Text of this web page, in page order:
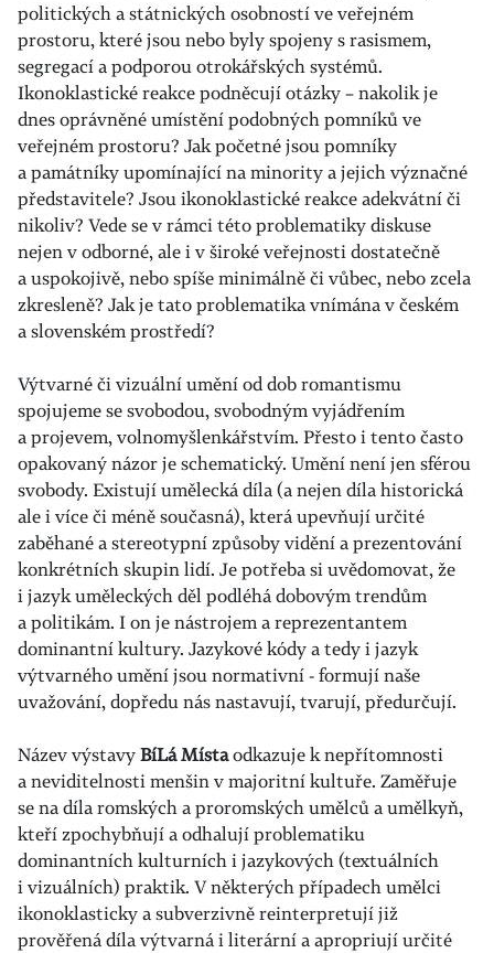
politických a státnických osobností ve veřejném
prostoru, které jsou nebo byly spojeny s rasismem,
segregací a podporou otrokářských systémů.
Ikonoklastické reakce podněcují otázky – nakolik je
dnes oprávněné umístění podobných pomníků ve
veřejném prostoru? Jak početné jsou pomníky
a památníky upomínající na minority a jejich význačné
představitele? Jsou ikonoklastické reakce adekvátní či
nikoliv? Vede se v rámci této problematiky diskuse
nejen v odborné, ale i v široké veřejnosti dostatečně
a uspokojivě, nebo spíše minimálně či vůbec, nebo zcela
zkresleně? Jak je tato problematika vnímána v českém
a slovenském prostředí?
Výtvarné či vizuální umění od dob romantismu
spojujeme se svobodou, svobodným vyjádřením
a projevem, volnomyšlenkářstvím. Přesto i tento často
opakovaný názor je schematický. Umění není jen sférou
svobody. Existují umělecká díla (a nejen díla historická
ale i více či méně současná), která upevňují určité
zaběhané a stereotypní způsoby vidění a prezentování
konkrétních skupin lidí. Je potřeba si uvědomovat, že
i jazyk uměleckých děl podléhá dobovým trendům
a politikám. I on je nástrojem a reprezentantem
dominantní kultury. Jazykové kódy a tedy i jazyk
výtvarného umění jsou normativní - formují naše
uvažování, dopředu nás nastavují, tvarují, předurčují.
Název výstavyBíLá Místaodkazuje k nepřítomnosti
a neviditelnosti menšin v majoritní kultuře. Zaměřuje
se na díla romských a proromských umělců a umělkyň,
kteří zpochybňují a odhalují problematiku
dominantních kulturních i jazykových (textuálních
i vizuálních) praktik. V některých případech umělci
ikonoklasticky a subverzivně reinterpretují již
prověřená díla výtvarná i literární a apropriují určité